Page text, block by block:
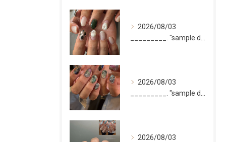
2026/08/03
2026/08/03
2026/08/03